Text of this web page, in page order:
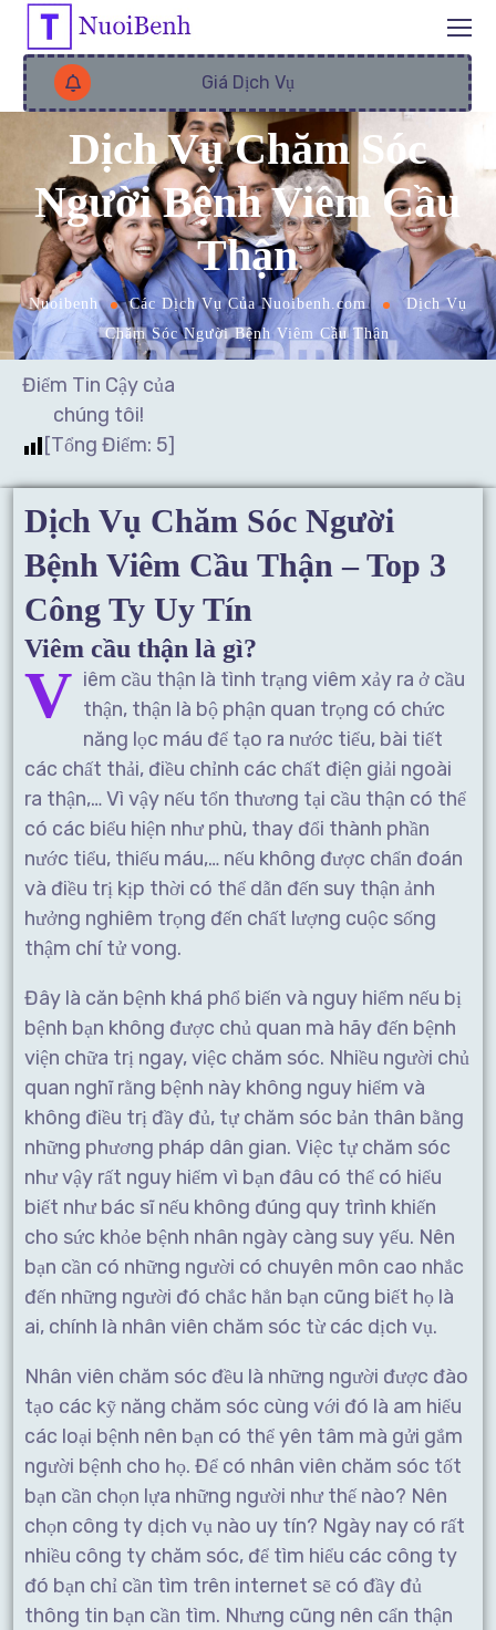
Giá Dịch Vụ
Dịch Vụ Chăm Sóc
Người Bệnh Viêm Cầu
Thận
Nuoibenh Các Dịch Vụ Của Nuoibenh.com
Dịch Vụ
Chăm Sóc Người Bệnh Viêm Cầu Thận
Điểm Tin Cậy của
chúng tôi!
[Tổng Điểm: 5]
Dịch Vụ Chăm Sóc Người
Bệnh Viêm Cầu Thận – Top 3
Công Ty Uy Tín
Viêm cầu thận là gì?
V iêm cầu thận là tình trạng viêm xảy ra ở cầu
thận, thận là bộ phận quan trọng có chức
năng lọc máu để tạo ra nước tiểu, bài tiết
các chất thải, điều chỉnh các chất điện giải ngoài
ra thận,… Vì vậy nếu tổn thương tại cầu thận có thể
có các biểu hiện như phù, thay đổi thành phần
nước tiểu, thiếu máu,… nếu không được chẩn đoán
và điều trị kịp thời có thể dẫn đến suy thận ảnh
hưởng nghiêm trọng đến chất lượng cuộc sống
thậm chí tử vong.
Đây là căn bệnh khá phổ biến và nguy hiểm nếu bị
bệnh bạn không được chủ quan mà hãy đến bệnh
viện chữa trị ngay, việc chăm sóc. Nhiều người chủ
quan nghĩ rằng bệnh này không nguy hiểm và
không điều trị đầy đủ, tự chăm sóc bản thân bằng
những phương pháp dân gian. Việc tự chăm sóc
như vậy rất nguy hiểm vì bạn đâu có thể có hiểu
biết như bác sĩ nếu không đúng quy trình khiến
cho sức khỏe bệnh nhân ngày càng suy yếu. Nên
bạn cần có những người có chuyên môn cao nhắc
đến những người đó chắc hẳn bạn cũng biết họ là
ai, chính là nhân viên chăm sóc từ các dịch vụ.
Nhân viên chăm sóc đều là những người được đào
tạo các kỹ năng chăm sóc cùng với đó là am hiểu
các loại bệnh nên bạn có thể yên tâm mà gửi gắm
người bệnh cho họ. Để có nhân viên chăm sóc tốt
bạn cần chọn lựa những người như thế nào? Nên
chọn công ty dịch vụ nào uy tín? Ngày nay có rất
nhiều công ty chăm sóc, để tìm hiểu các công ty
đó bạn chỉ cần tìm trên internet sẽ có đầy đủ
thông tin bạn cần tìm. Nhưng cũng nên cẩn thận